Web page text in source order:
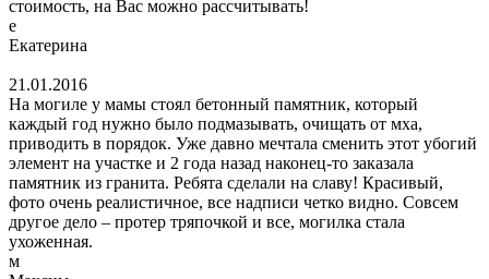
стоимость, на Вас можно рассчитывать!
е
Екатерина
21.01.2016
На могиле у мамы стоял бетонный памятник, который
каждый год нужно было подмазывать, очищать от мха,
приводить в порядок. Уже давно мечтала сменить этот убогий
элемент на участке и 2 года назад наконец-то заказала
памятник из гранита. Ребята сделали на славу! Красивый,
фото очень реалистичное, все надписи четко видно. Совсем
другое дело – протер тряпочкой и все, могилка стала
ухоженная.
м